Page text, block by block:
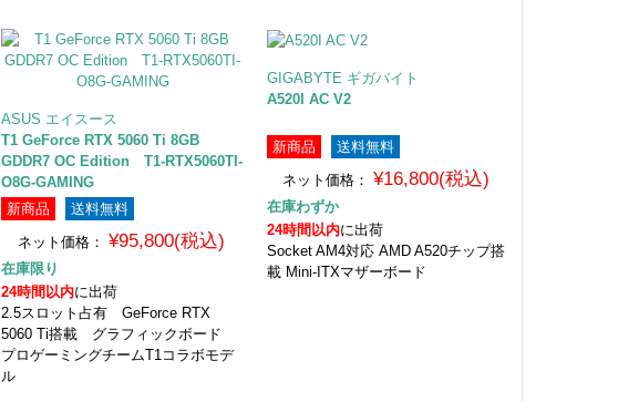
ASUS エイスース
T1 GeForce RTX 5060 Ti 8GB
GDDR7 OC Edition T1-RTX5060TI-
O8G-GAMING
新商品
送料無料
ネット価格： ¥95,800(税込)
在庫限り
24時間以内に出荷
2.5スロット占有 GeForce RTX
5060 Ti搭載 グラフィックボード
プロゲーミングチームT1コラボモデ
ル
GIGABYTE ギガバイト
A520I AC V2
新商品
送料無料
ネット価格： ¥16,800(税込)
在庫わずか
24時間以内に出荷
Socket AM4対応 AMD A520チップ搭
載 Mini-ITXマザーボード